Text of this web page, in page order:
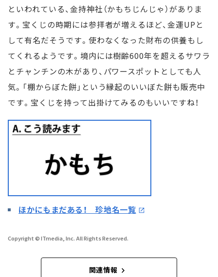
といわれている、金持神社（かもちじんじゃ）がありま
す。宝くじの時期には参拝者が増えるほど、金運UPと
して有名だそうです。使わなくなった財布の供養もし
てくれるようです。境内には樹齢600年を超えるサワラ
とチャンチンの木があり、パワースポットとしても人
気。「棚からぼた餅」という縁起のいいぼた餅も販売中
です。宝くじを持って出掛けてみるのもいいですね！
ほかにもまだある！ 珍地名一覧
Copyright © ITmedia, Inc. All Rights Reserved.
関連情報